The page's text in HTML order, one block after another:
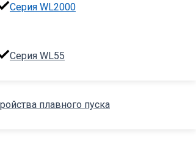
Серия WL2000
Серия WL55
плавного пуска